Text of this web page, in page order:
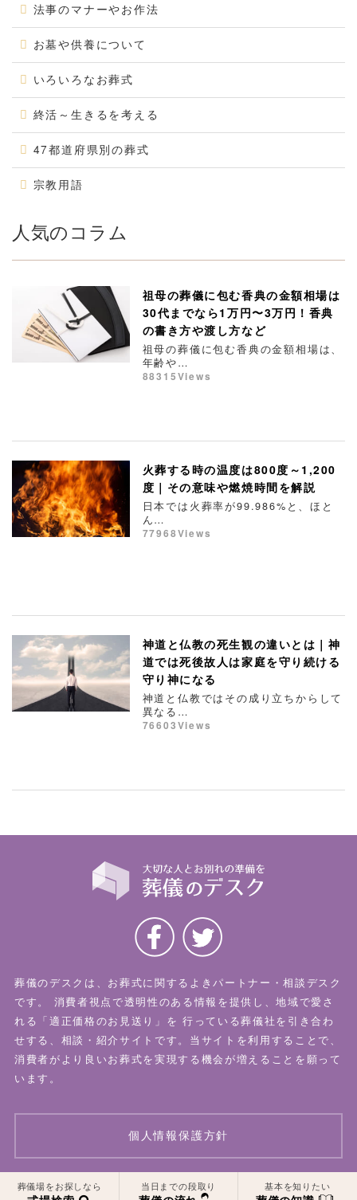
一覧はこちら
法事のマナーやお作法
お墓や供養について
いろいろなお葬式
終活～生きるを考える
47都道府県別の葬式
宗教用語
人気のコラム
祖母の葬儀に包む香典の金額相場は
30代までなら1万円〜3万円！香典
の書き方や渡し方など
祖母の葬儀に包む香典の金額相場は、
年齢や…
88315Views
火葬する時の温度は800度～1,200
度｜その意味や燃焼時間を解説
日本では火葬率が99.986%と、ほと
ん…
77968Views
神道と仏教の死生観の違いとは｜神
道では死後故人は家庭を守り続ける
守り神になる
神道と仏教ではその成り立ちからして
異なる…
76603Views
一覧はこちら
葬儀場をお探しなら 当日までの段取り 基本を知りたい
葬儀のデスクは、お葬式に関するよきパートナー・相談デスク
です。
消費者視点で透明性のある情報を提供し、地域で愛さ
れる「適正価格のお見送り」を 行っている葬儀社を引き合わ
せする、相談・紹介サイトです。当サイトを利用することで、
消費者がより良いお葬式を実現する機会が増えることを願って
います。
個人情報保護方針
© 2026 葬儀のデスク All Rights Reserved.